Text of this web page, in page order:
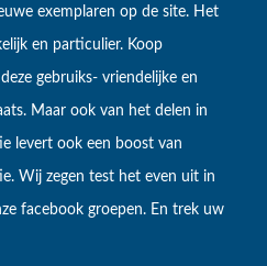
exemplaren op de site. Het
en particulier. Koop
gebruiks- vriendelijke en
Maar ook van het delen in
levert ook een boost van
Wij zegen test het even uit in
facebook groepen. En trek uw